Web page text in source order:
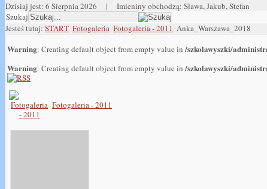
Dzisiaj jest: 6 Sierpnia 2026 | Imieniny obchodzą: Sława, Jakub, Stefan
Szukaj
Jesteś tutaj: START Fotogaleria Fotogaleria - 2011 Anka_Warszawa_2018
Warning: Creating default object from empty value in/szkolawyszki/
Warning: Creating default object from empty value in/szkolawyszki/
Fotogaleria - 2011